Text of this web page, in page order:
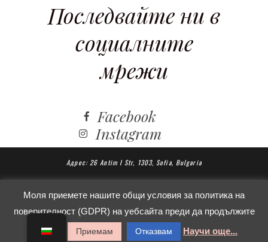
Последвайте ни в
социалните
мрежи
Facebook
Instagram
Адрес: 26 Antim I Str, 1303, Sofia, Bulgaria
2012-2022 COPYRIGHT @ St Beauty House
Телефон: 359 887 800418 Имейл:
office@stbeautyhouse.com
Моля приемете нашите общи условия за политика на
поверителност (GDPR) на уебсайта преди да продължите
напред.
Приемам Отказвам Научи още...